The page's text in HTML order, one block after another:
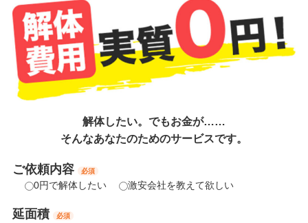
解体したい。でもお金が……
そんなあなたのためのサービスです。
ご依頼内容 必須
0円で解体したい 激安会社を教えて欲しい
延面積 必須